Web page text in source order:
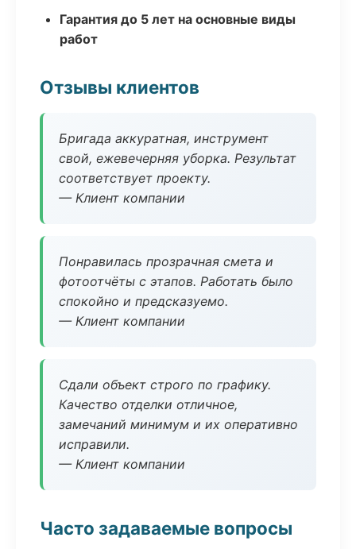
Гарантия до 5 лет на основные виды
работ
Отзывы клиентов
Бригада аккуратная, инструмент
свой, ежевечерняя уборка. Результат
соответствует проекту.
— Клиент компании
Понравилась прозрачная смета и
фотоотчёты с этапов. Работать было
спокойно и предсказуемо.
— Клиент компании
Сдали объект строго по графику.
Качество отделки отличное,
замечаний минимум и их оперативно
исправили.
— Клиент компании
Часто задаваемые вопросы